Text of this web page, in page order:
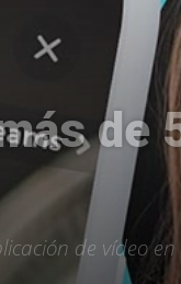
de
de vídeo en